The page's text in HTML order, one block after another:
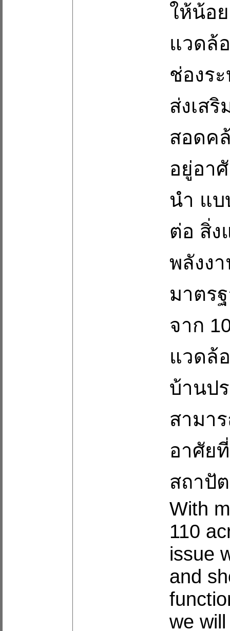
ให้น้อ
แวดล้
ช่องร
ส่งเส
สอดค
อยู่อา
นำ แบ
ต่อ สิ่ง
พลังง
มาตร
จาก
แวดล้
บ้านป
สามา
อาศัย
สถาปั
With
110
issue
and
we